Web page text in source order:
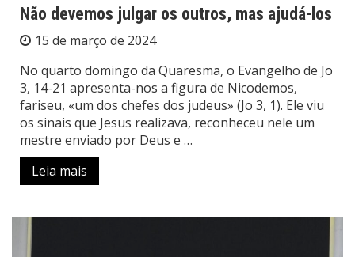
Não devemos julgar os outros, mas ajudá-los
15 de março de 2024
No quarto domingo da Quaresma, o Evangelho de Jo
3, 14-21 apresenta-nos a figura de Nicodemos,
fariseu, «um dos chefes dos judeus» (Jo 3, 1). Ele viu
os sinais que Jesus realizava, reconheceu nele um
mestre enviado por Deus e …
Leia mais